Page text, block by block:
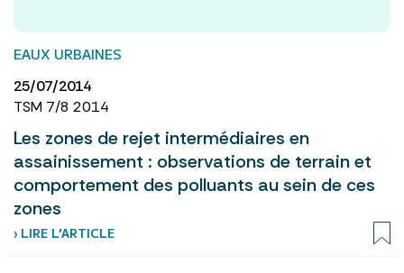
EAUX URBAINES
25/07/2014
TSM 7/8 2014
Les zones de rejet intermédiaires en
assainissement : observations de terrain et
comportement des polluants au sein de ces
zones
› LIRE L’ARTICLE